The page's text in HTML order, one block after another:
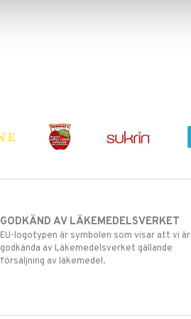
GODKÄND AV LÄKEMEDELSVERKET
EU-logotypen är symbolen som visar att vi är
godkända av Läkemedelsverket gällande
försäljning av läkemedel.